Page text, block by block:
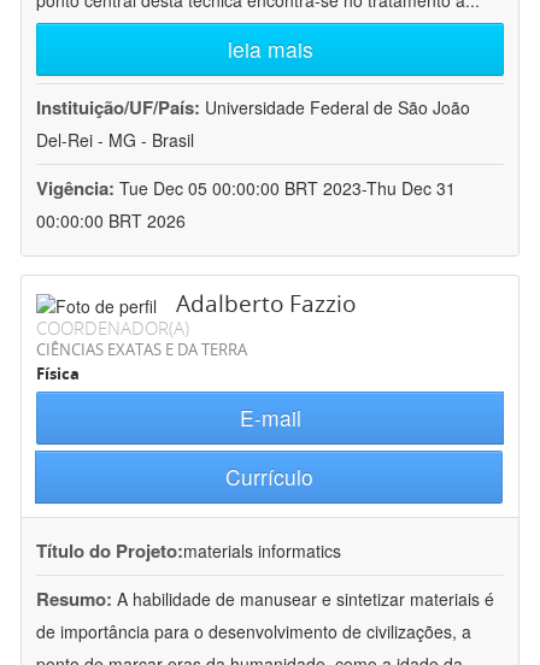
leia mais
Instituição/UF/País: Universidade Federal de São João
Del-Rei - MG - Brasil
Vigência: Tue Dec 05 00:00:00 BRT 2023-Thu Dec 31
00:00:00 BRT 2026
Adalberto Fazzio
COORDENADOR(A)
CIÊNCIAS EXATAS E DA TERRA
Física
E-mail
Currículo
Título do Projeto:materials informatics
Resumo: A habilidade de manusear e sintetizar materiais é
de importância para o desenvolvimento de civilizações, a